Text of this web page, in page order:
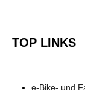
TOP LINKS
e-Bike- und